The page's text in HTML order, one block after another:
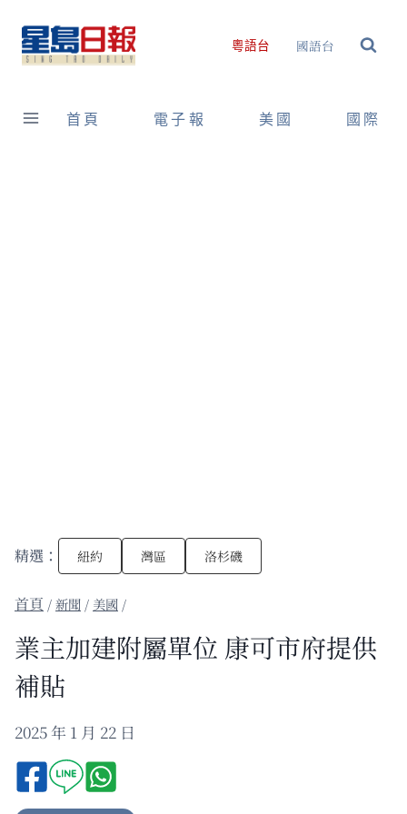
content
粵語台 國語台
首頁 電子報 美國 國際
精選： 紐約 灣區 洛杉磯
/新聞 / 美國 /
業主加建附屬單位 康可市府提供
補貼
2025 年 1 月 22 日